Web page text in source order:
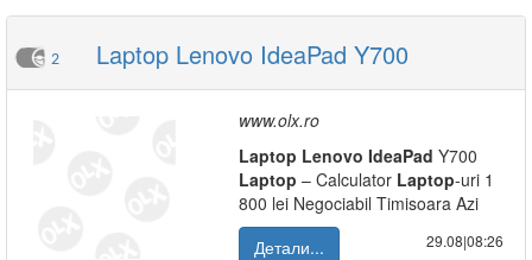
2 Laptop Lenovo IdeaPad Y700
www.olx.ro
Laptop Lenovo IdeaPad Y700
Laptop – Calculator Laptop-uri 1
800 lei Negociabil Timisoara Azi
Детали...
29.08|08:26